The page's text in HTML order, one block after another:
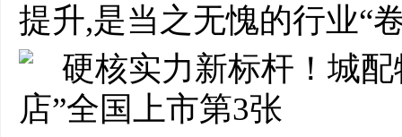
提升,是当之无愧的行业“